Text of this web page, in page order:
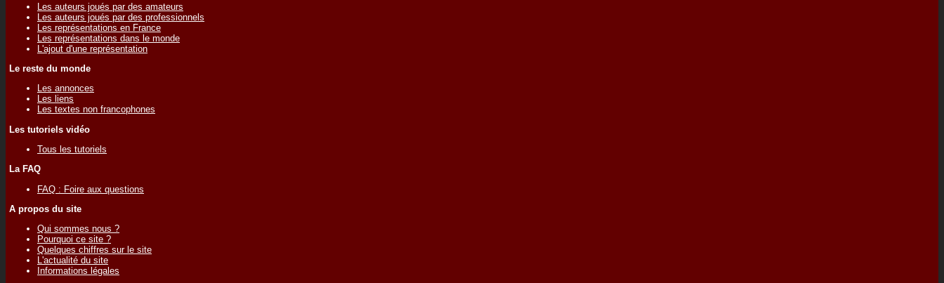
Les auteurs joués par des amateurs
Les auteurs joués par des professionnels
Les représentations en France
Les représentations dans le monde
L'ajout d'une représentation
Le reste du monde
Les annonces
Les liens
Les textes non francophones
Les tutoriels vidéo
Tous les tutoriels
La FAQ
FAQ : Foire aux questions
A propos du site
Qui sommes nous ?
Pourquoi ce site ?
Quelques chiffres sur le site
L'actualité du site
Informations légales